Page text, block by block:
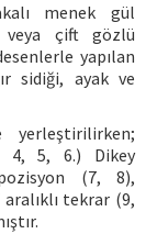
menek gül
veya çift gözlü
yapılan
sidiği, ayak ve
yerleştirilirken;
4, 5, 6.) Dikey
(7, 8),
tekrar (9,